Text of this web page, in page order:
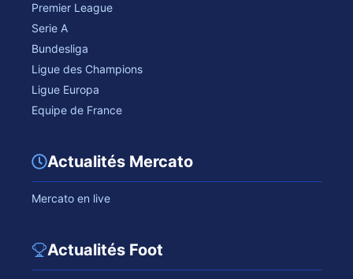
Premier League
Serie A
Bundesliga
Ligue des Champions
Ligue Europa
Equipe de France
Actualités Mercato
Mercato en live
Actualités Foot